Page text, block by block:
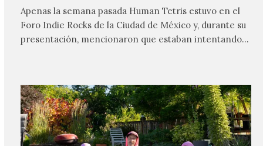
Apenas la semana pasada Human Tetris estuvo en el
Foro Indie Rocks de la Ciudad de México y, durante su
presentación, mencionaron que estaban intentando…